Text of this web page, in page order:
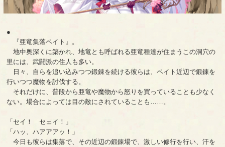
●
『亜竜集落ペイト』。
地中奥深くに築かれ、地竜とも呼ばれる亜竜種達が住まうこの洞穴の
里には、武闘派の住人も多い。
日々、自らを追い込みつつ鍛錬を続ける彼らは、ペイト近辺で鍛錬を
行いつつ魔物を討伐する。
それだけに、普段から亜竜や魔物から怒りを買っていることも少なく
ない。場合によっては目の敵にされていることも……。
「セイ！ セェイ！」
「ハッ、ハアアアッ！」
今日も彼らは集落で、その近辺の鍛錬場で、激しい修行を行い、汗を